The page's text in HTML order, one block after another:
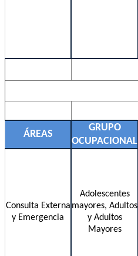
ÁREAS
GRUPO
OCUPACIONAL
Consulta Externa
y Emergencia
Adolescentes
mayores, Adultos
y Adultos
Mayores